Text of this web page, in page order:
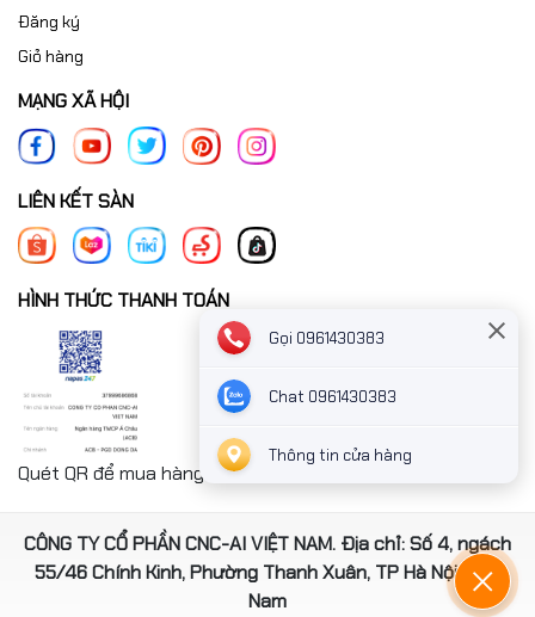
Đăng ký
Giỏ hàng
MẠNG XÃ HỘI
LIÊN KẾT SÀN
HÌNH THỨC THANH TOÁN
Quét QR để mua hàng nhanh chóng thanh toán công ty
CÔNG TY CỔ PHẦN CNC-AI VIỆT NAM. Địa chỉ: Số 4, ngách
55/46 Chính Kinh, Phường Thanh Xuân, TP Hà Nội, Việt
Nam
Gọi 0961430383
Chat 0961430383
Thông tin cửa hàng